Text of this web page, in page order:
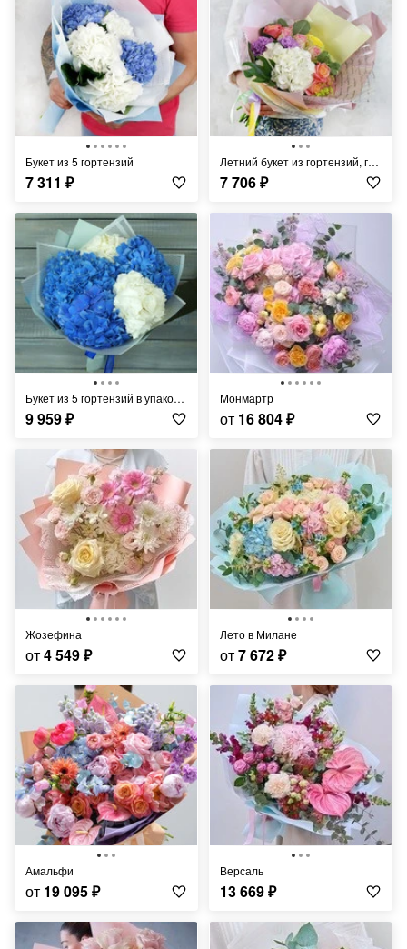
Букет из 5 гортензий
7 311 ₽
Летний букет из гортензий, гвоздик и альхемилл в оригинальной упаковке
7 706₽
Букет из 5 гортензий в упаковке
9 959₽
Монмартр
от 16 804₽
Жозефина
от4 549₽
Лето в Милане
от7 672₽
Амальфи
от 19 095₽
Версаль
13 669₽